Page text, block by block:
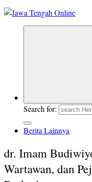
Search for:
Berita Lainnya
dr. Imam
Wartawan, dan